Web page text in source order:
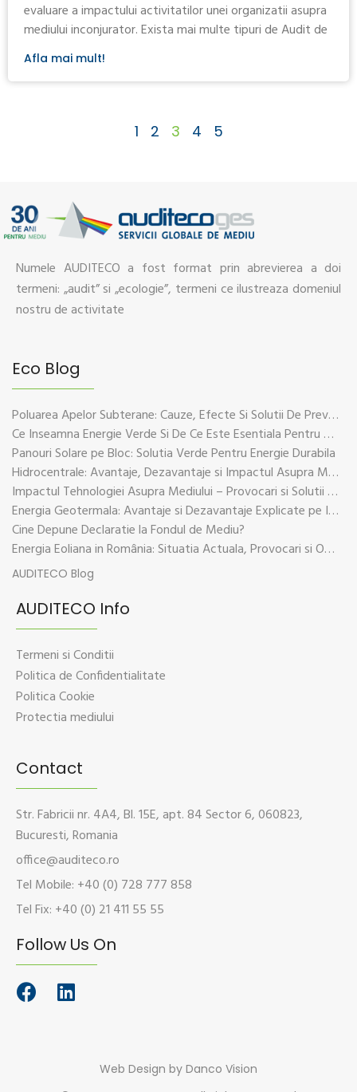
evaluare a impactului activitatilor unei organizatii asupra
mediului inconjurator. Exista mai multe tipuri de Audit de
Afla mai mult!
1 2 3 4 5
Numele AUDITECO a fost format prin abrevierea a doi
termeni: „audit” si „ecologie”, termeni ce ilustreaza domeniul
nostru de activitate
Eco Blog
Poluarea Apelor Subterane: Cauze, Efecte Si Solutii De Prevenire
Ce Inseamna Energie Verde Si De Ce Este Esentiala Pentru Viitorul Planetei
Panouri Solare pe Bloc: Solutia Verde Pentru Energie Durabila
Hidrocentrale: Avantaje, Dezavantaje si Impactul Asupra Mediului
Impactul Tehnologiei Asupra Mediului – Provocari si Solutii Sustenabile
Energia Geotermala: Avantaje si Dezavantaje Explicate pe Intelesul Tuturor
Cine Depune Declaratie la Fondul de Mediu?
Energia Eoliana in România: Situatia Actuala, Provocari si Oportunitati
AUDITECO Blog
AUDITECO Info
Termeni si Conditii
Politica de Confidentialitate
Politica Cookie
Protectia mediului
Contact
Str. Fabricii nr. 4A4, Bl. 15E, apt. 84 Sector 6, 060823,
Bucuresti, Romania
office@auditeco.ro
Tel Mobile: +40 (0) 728 777 858
Tel Fix: +40 (0) 21 411 55 55
Follow Us On
Web Design by Danco Vision